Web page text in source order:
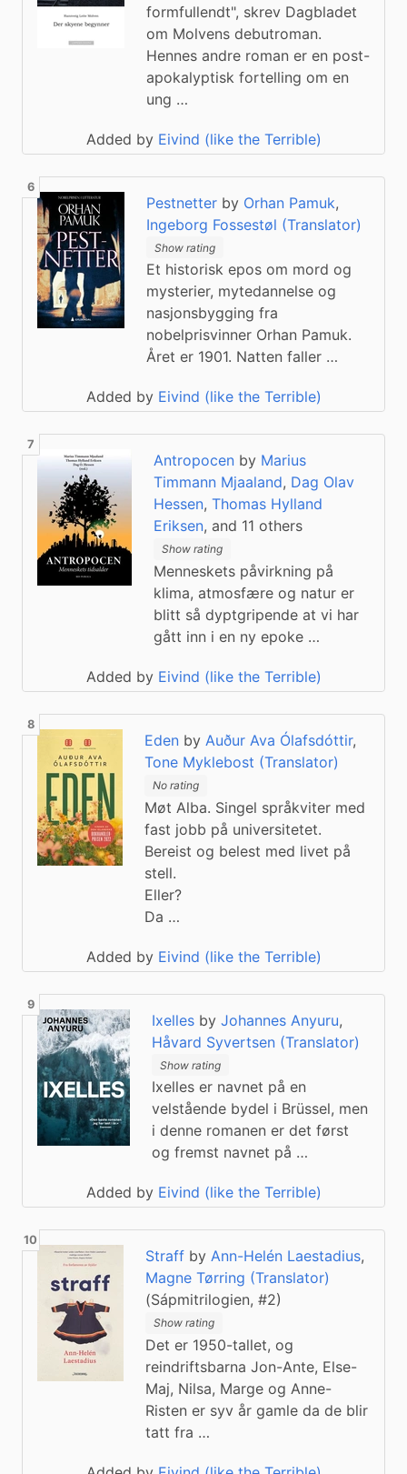
formfullendt", skrev Dagbladet
om Molvens debutroman.
Hennes andre roman er en post-
apokalyptisk fortelling om en
ung …
Added by Eivind (like the Terrible)
Pestnetter by Orhan Pamuk,
Ingeborg Fossestøl (Translator)
Show rating
Et historisk epos om mord og
mysterier, mytedannelse og
nasjonsbygging fra
nobelprisvinner Orhan Pamuk.
Året er 1901. Natten faller …
Added by Eivind (like the Terrible)
Antropocen by Marius
Timmann Mjaaland, Dag Olav
Hessen, Thomas Hylland
Eriksen, and 11 others
Show rating
Menneskets påvirkning på
klima, atmosfære og natur er
blitt så dyptgripende at vi har
gått inn i en ny epoke …
Added by Eivind (like the Terrible)
Eden by Auður Ava Ólafsdóttir,
Tone Myklebost (Translator)
No rating
Møt Alba. Singel språkviter med
fast jobb på universitetet.
Bereist og belest med livet på
stell.
Eller?
Da …
Added by Eivind (like the Terrible)
Ixelles by Johannes Anyuru,
Håvard Syvertsen (Translator)
Show rating
Ixelles er navnet på en
velstående bydel i Brüssel, men
i denne romanen er det først
og fremst navnet på …
Added by Eivind (like the Terrible)
Straff by Ann-Helén Laestadius,
Magne Tørring (Translator)
(Sápmitrilogien, #2)
Show rating
Det er 1950-tallet, og
reindriftsbarna Jon-Ante, Else-
Maj, Nilsa, Marge og Anne-
Risten er syv år gamle da de blir
tatt fra …